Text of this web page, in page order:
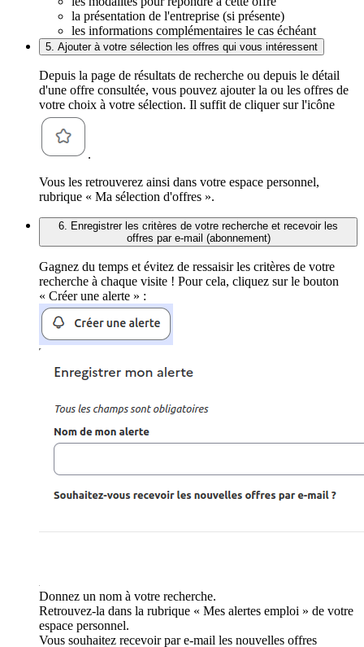
la présentation de l'entreprise (si présente)
les informations complémentaires le cas échéant
5. Ajouter à votre sélection les offres qui vous intéressent
Depuis la page de résultats de recherche ou depuis le détail
d'une offre consultée, vous pouvez ajouter la ou les offres de
votre choix à votre sélection. Il suffit de cliquer sur l'icône
.
Vous les retrouverez ainsi dans votre espace personnel,
rubrique « Ma sélection d'offres ».
6. Enregistrer les critères de votre recherche et recevoir les
offres par e-mail (abonnement)
Gagnez du temps et évitez de ressaisir les critères de votre
recherche à chaque visite ! Pour cela, cliquez sur le bouton
« Créer une alerte » :
Donnez un nom à votre recherche.
Retrouvez-la dans la rubrique « Mes alertes emploi » de votre
espace personnel.
Vous souhaitez recevoir par e-mail les nouvelles offres